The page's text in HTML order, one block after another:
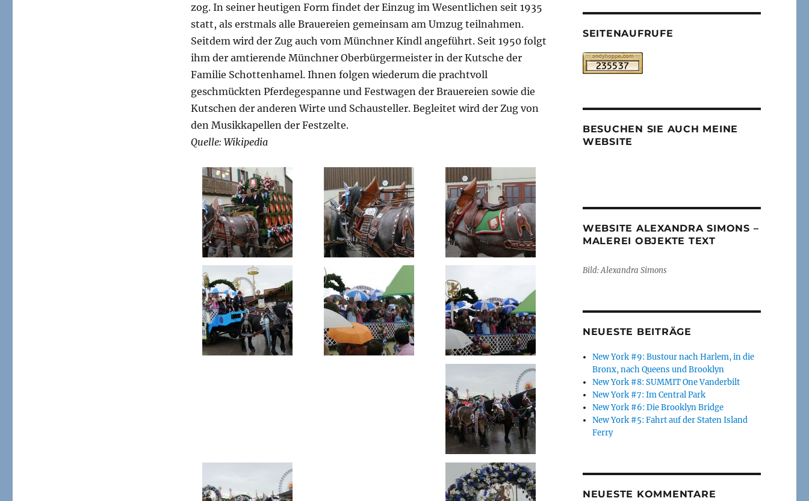
zog. In seiner heutigen Form findet der Einzug im Wesentlichen seit 1935
statt, als erstmals alle Brauereien gemeinsam am Umzug teilnahmen.
Seitdem wird der Zug auch vom Münchner Kindl angeführt. Seit 1950 folgt
ihm der amtierende Münchner Oberbürgermeister in der Kutsche der
Familie Schottenhamel. Ihnen folgen wiederum die prachtvoll
geschmückten Pferdegespanne und Festwagen der Brauereien sowie die
Kutschen der anderen Wirte und Schausteller. Begleitet wird der Zug von
den Musikkapellen der Festzelte.
Quelle: Wikipedia
SEITENAUFRUFE
BESUCHEN SIE AUCH MEINE
WEBSITE
WEBSITE ALEXANDRA SIMONS –
MALEREI OBJEKTE TEXT
Bild: Alexandra Simons
NEUESTE BEITRÄGE
New York #9: Bustour nach Harlem, in die
Bronx, nach Queens und Brooklyn
New York #8: SUMMIT One Vanderbilt
New York #7: Im Central Park
New York #6: Die Brooklyn Bridge
New York #5: Fahrt auf der Staten Island
Ferry
NEUESTE KOMMENTARE